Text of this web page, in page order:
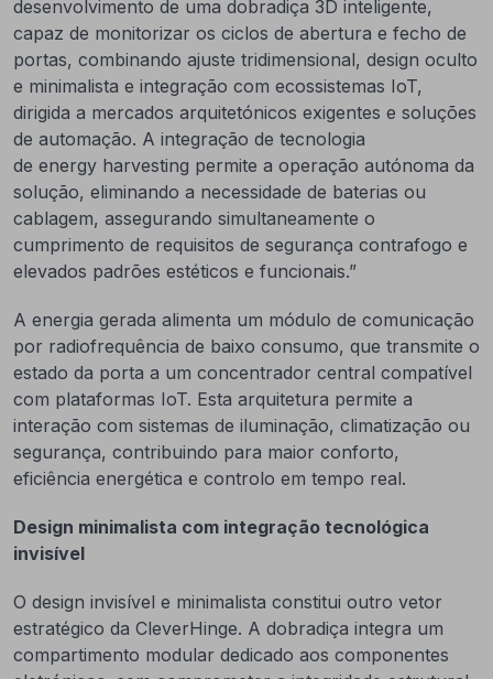
desenvolvimento de uma dobradiça 3D inteligente,
capaz de monitorizar os ciclos de abertura e fecho de
portas, combinando ajuste tridimensional, design oculto
e minimalista e integração com ecossistemas IoT,
dirigida a mercados arquitetónicos exigentes e soluções
de automação. A integração de tecnologia
de energy harvesting permite a operação autónoma da
solução, eliminando a necessidade de baterias ou
cablagem, assegurando simultaneamente o
cumprimento de requisitos de segurança contrafogo e
elevados padrões estéticos e funcionais.”
A energia gerada alimenta um módulo de comunicação
por radiofrequência de baixo consumo, que transmite o
estado da porta a um concentrador central compatível
com plataformas IoT. Esta arquitetura permite a
interação com sistemas de iluminação, climatização ou
segurança, contribuindo para maior conforto,
eficiência energética e controlo em tempo real.
Design minimalista com integração tecnológica
invisível
O design invisível e minimalista constitui outro vetor
estratégico da CleverHinge. A dobradiça integra um
compartimento modular dedicado aos componentes